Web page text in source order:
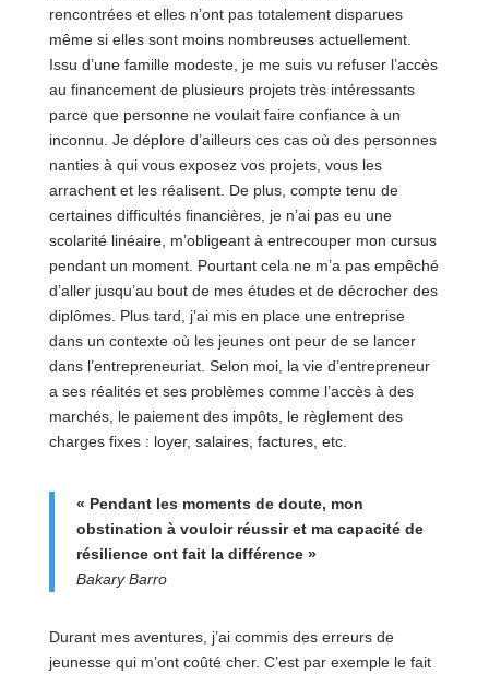
rencontrées et elles n’ont pas totalement disparues
même si elles sont moins nombreuses actuellement.
Issu d’une famille modeste, je me suis vu refuser l’accès
au financement de plusieurs projets très intéressants
parce que personne ne voulait faire confiance à un
inconnu. Je déplore d’ailleurs ces cas où des personnes
nanties à qui vous exposez vos projets, vous les
arrachent et les réalisent. De plus, compte tenu de
certaines difficultés financières, je n’ai pas eu une
scolarité linéaire, m’obligeant à entrecouper mon cursus
pendant un moment. Pourtant cela ne m’a pas empêché
d’aller jusqu’au bout de mes études et de décrocher des
diplômes. Plus tard, j’ai mis en place une entreprise
dans un contexte où les jeunes ont peur de se lancer
dans l’entrepreneuriat. Selon moi, la vie d’entrepreneur
a ses réalités et ses problèmes comme l’accès à des
marchés, le paiement des impôts, le règlement des
charges fixes : loyer, salaires, factures, etc.
« Pendant les moments de doute, mon
obstination à vouloir réussir et ma capacité de
résilience ont fait la différence »
Bakary Barro
Durant mes aventures, j’ai commis des erreurs de
jeunesse qui m’ont coûté cher. C’est par exemple le fait